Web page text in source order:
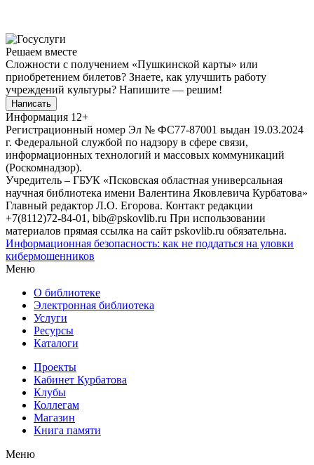
Решаем вместе
Сложности с получением «Пушкинской карты» или
приобретением билетов? Знаете, как улучшить работу
учреждений культуры? Напишите — решим!
Написать
Информация 12+
Регистрационный номер Эл № ФС77-87001 выдан 19.03.2024
г. Федеральной службой по надзору в сфере связи,
информационных технологий и массовых коммуникаций
(Роскомнадзор).
Учредитель – ГБУК «Псковская областная универсальная
научная библиотека имени Валентина Яковлевича Курбатова»
Главный редактор Л.О. Егорова. Контакт редакции
+7(8112)72-84-01, bib@pskovlib.ru При использовании
материалов прямая ссылка на сайт pskovlib.ru обязательна.
Информационная безопасность: как не поддаться на уловки
кибермошенников
Меню
О библиотеке
Электронная библиотека
Услуги
Ресурсы
Каталоги
Проекты
Кабинет Курбатова
Клубы
Коллегам
Магазин
Книга памяти
Меню